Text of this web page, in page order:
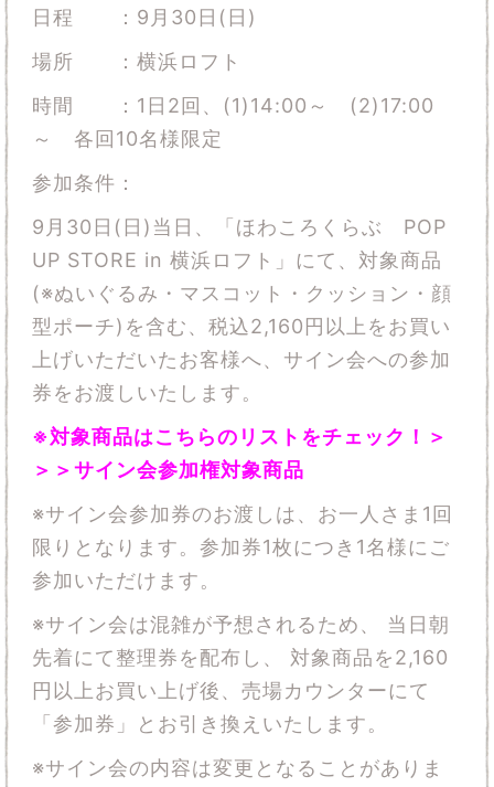
日程 ：9月30日(日)
場所 ：横浜ロフト
時間 ：1日2回、(1)14:00～ (2)17:00
～ 各回10名様限定
参加条件：
9月30日(日)当日、「ほわころくらぶ POP
UP STORE in 横浜ロフト」にて、対象商品
(※ぬいぐるみ・マスコット・クッション・顔
型ポーチ)を含む、税込2,160円以上をお買い
上げいただいたお客様へ、サイン会への参加
券をお渡しいたします。
※対象商品はこちらのリストをチェック！＞
＞＞サイン会参加権対象商品
※サイン会参加券のお渡しは、お一人さま1回
限りとなります。参加券1枚につき1名様にご
参加いただけます。
※サイン会は混雑が予想されるため、 当日朝
先着にて整理券を配布し、 対象商品を2,160
円以上お買い上げ後、売場カウンターにて
「参加券」とお引き換えいたします。
※サイン会の内容は変更となることがありま